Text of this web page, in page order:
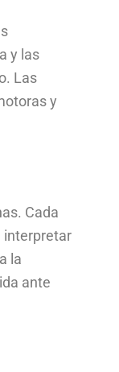
y las
Las
y
Cada
interpretar
la
ante